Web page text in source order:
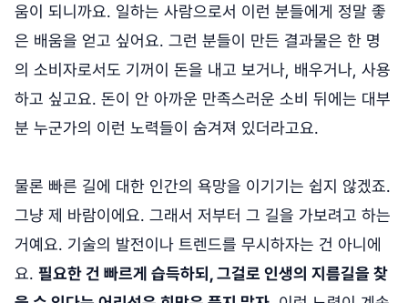
움이 되니까요. 일하는 사람으로서 이런 분들에게 정말 좋
은 배움을 얻고 싶어요. 그런 분들이 만든 결과물은 한 명
의 소비자로서도 기꺼이 돈을 내고 보거나, 배우거나, 사용
하고 싶고요. 돈이 안 아까운 만족스러운 소비 뒤에는 대부
분 누군가의 이런 노력들이 숨겨져 있더라고요.
물론 빠른 길에 대한 인간의 욕망을 이기기는 쉽지 않겠죠.
그냥 제 바람이에요. 그래서 저부터 그 길을 가보려고 하는
거예요. 기술의 발전이나 트렌드를 무시하자는 건 아니에
요. 필요한 건 빠르게 습득하되, 그걸로 인생의 지름길을 찾